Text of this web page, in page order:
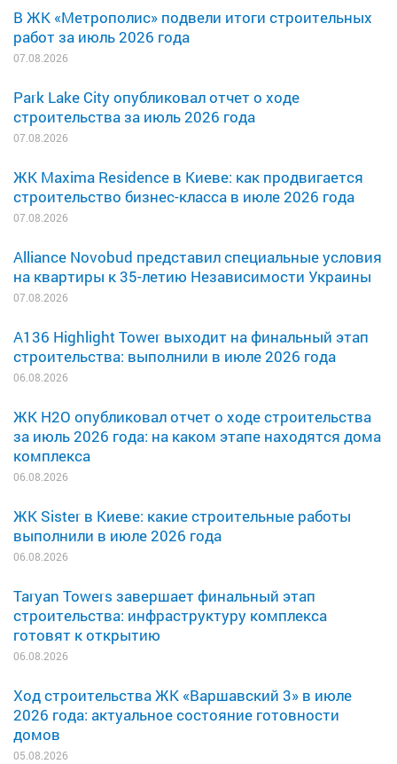
В ЖК «Метрополис» подвели итоги строительных
работ за июль 2026 года
07.08.2026
Park Lake City опубликовал отчет о ходе
строительства за июль 2026 года
07.08.2026
ЖК Maxima Residence в Киеве: как продвигается
строительство бизнес-класса в июле 2026 года
07.08.2026
Alliance Novobud представил специальные условия
на квартиры к 35-летию Независимости Украины
07.08.2026
A136 Highlight Tower выходит на финальный этап
строительства: выполнили в июле 2026 года
06.08.2026
ЖК H2O опубликовал отчет о ходе строительства
за июль 2026 года: на каком этапе находятся дома
комплекса
06.08.2026
ЖК Sister в Киеве: какие строительные работы
выполнили в июле 2026 года
06.08.2026
Taryan Towers завершает финальный этап
строительства: инфраструктуру комплекса
готовят к открытию
06.08.2026
Ход строительства ЖК «Варшавский 3» в июле
2026 года: актуальное состояние готовности
домов
05.08.2026